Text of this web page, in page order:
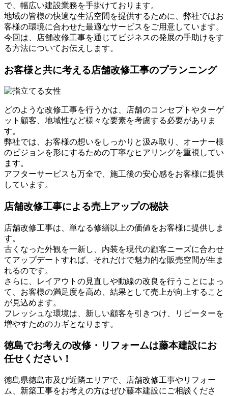
で、幅広い建設業務を手掛けております。
地域の皆様の快適な生活空間を提供するために、弊社ではお
客様の環境に合わせた最適なサービスをご用意しています。
今回は、店舗改修工事を通じてビジネスの発展の手助けをす
る方法についてお伝えします。
お客様と共に考える店舗改修工事のプランニング
どのような改修工事を行うかは、店舗のコンセプトやターゲ
ット顧客、地域性など様々な要素を考慮する必要がありま
す。
弊社では、お客様の想いをしっかりと汲み取り、オーナー様
のビジョンを形にするための丁寧なヒアリングを重視してい
ます。
アフターサービスも万全で、施工後の安心感をお客様に提供
しています。
店舗改修工事による売上アップの秘訣
店舗改修工事は、単なる修繕以上の価値をお客様に提供しま
す。
古くなった外観を一新し、内装を現代の顧客ニーズに合わせ
てアップデートすれば、それだけで魅力的な販売空間が生ま
れるのです。
さらに、レイアウトの見直しや動線の改良を行うことによっ
て、お客様の満足度を高め、結果として売上が向上すること
が見込めます。
フレッシュな環境は、新しい顧客を引きつけ、リピーターを
増やすためのカギとなります。
徳島でお考えの改修・リフォームは藤本建設にお
任せください！
徳島県徳島市及び近隣エリアで、店舗改修工事やリフォー
ム、新築工事をお考えの方はぜひ藤本建設にご相談くださ